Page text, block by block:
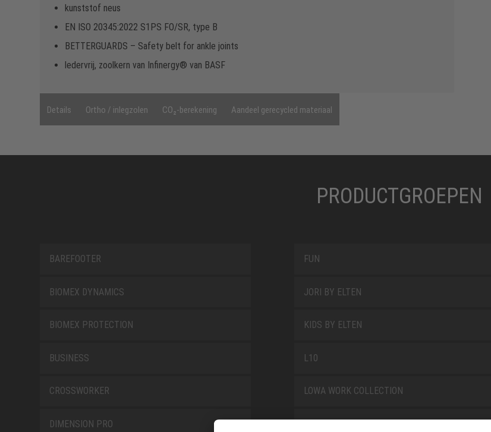
kunststof neus
EN ISO 20345:2022 S1PS FO/SR, type B
BETTERGUARDS – Safety belt for ankle joints
ledervrij, zoolkern van Infinergy® van BASF
Details Ortho / inlegzolen CO₂-berekening Aandeel gerecycled materiaal
PRODUCTGROEPEN
BAREFOOTER
BIOMEX DYNAMICS
BIOMEX PROTECTION
BUSINESS
CROSSWORKER
DIMENSION PRO
FUN
JORI BY ELTEN
KIDS BY ELTEN
L10
LOWA WORK COLLECTION